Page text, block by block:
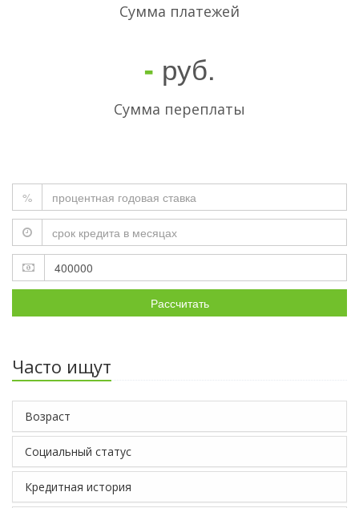
Cумма платежей
- руб.
Сумма переплаты
%
Рассчитать
Часто ищут
Возраст
Социальный статус
Кредитная история